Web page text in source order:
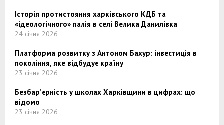
Історія протистояння харківського КДБ та
«ідеологічного» палія в селі Велика Данилівка
24 січня 2026
Платформа розвитку з Антоном Бахур: інвестиція в
покоління, яке відбудує країну
23 січня 2026
Безбар’єрність у школах Харківщини в цифрах: що
відомо
23 січня 2026